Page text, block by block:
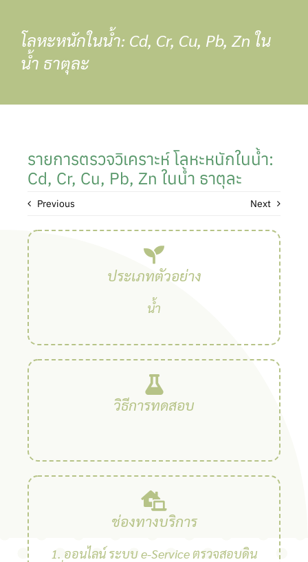
contentโลหะหนักในน้ำ: Cd, Cr, Cu, Pb, Zn ใน
น้ำ ธาตุละ
รายการตรวจวิเคราะห์ โลหะหนักในน้ำ:
Cd, Cr, Cu, Pb, Zn ในน้ำ ธาตุละ
Previous Next
ประเภทตัวอย่าง
น้ำ
วิธีการทดสอบ
ช่องทางบริการ
1. ออนไลน์ ระบบ e-Service ตรวจสอบดิน